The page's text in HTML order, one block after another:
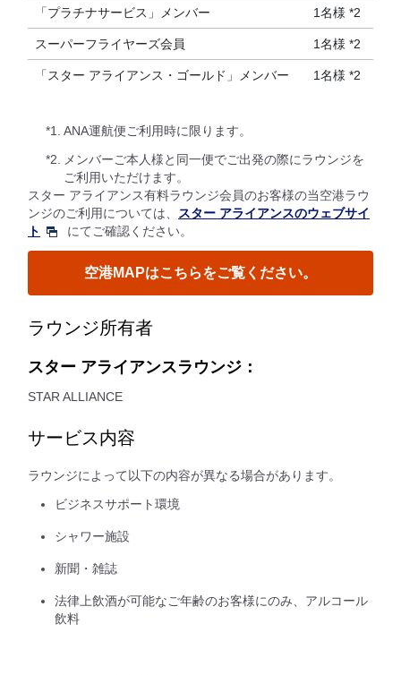
「プラチナサービス」メンバー 1名様 *2
スーパーフライヤーズ会員 1名様 *2
「スター アライアンス・ゴールド」メンバー 1名様 *2
*1.
ANA運航便ご利用時に限ります。
*2.
メンバーご本人様と同一便でご出発の際にラウンジを
ご利用いただけます。
スター アライアンス有料ラウンジ会員のお客様の当空港ラウ
ンジのご利用については、
スター アライアンスのウェブサイ
ト
にてご確認ください。
空港MAPはこちらをご覧ください。
ラウンジ所有者
スター アライアンスラウンジ：
STAR ALLIANCE
サービス内容
ラウンジによって以下の内容が異なる場合があります。
ビジネスサポート環境
シャワー施設
新聞・雑誌
法律上飲酒が可能なご年齢のお客様にのみ、アルコール
飲料